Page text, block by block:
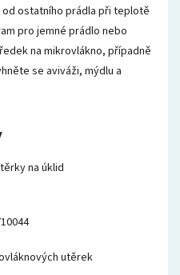
ostatního prádla při teplotě
pro jemné prádlo nebo
na mikrovlákno, případně
se aviváži, mýdlu a
na úklid
utěrek